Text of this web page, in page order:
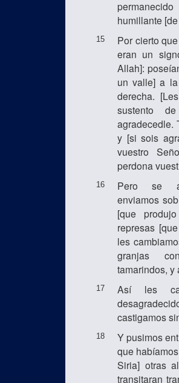
humillante
15
Por cierto
eran un
Allah]:
un valle] a
derecha.
sustento
agradecedle.
y [si sois
vuestro
perdona
16
Pero se
enviamos
[que
represas
les
granjas
tamarindos, y
17
Así les
castigamos
18
Y pusimos
que
Siria] otras
transitaran